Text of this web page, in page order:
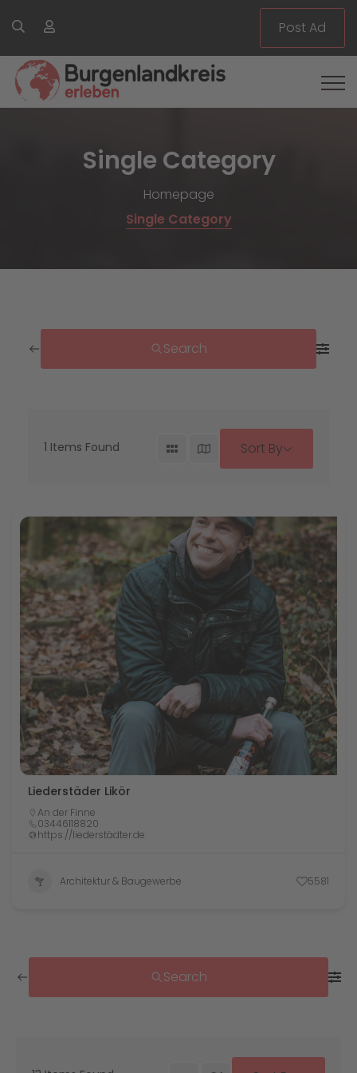
Post Ad
Single Category
Homepage
Single Category
Search
1 Items Found Sort By
Liederstäder Likör
An der Finne
03446118820
https://liederstädter.de
Architektur & Baugewerbe 5581
Search